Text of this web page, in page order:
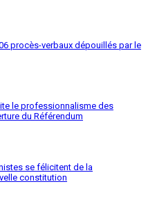
procès-verbaux dépouillés par le
le professionnalisme des
du Référendum
se félicitent de la
constitution